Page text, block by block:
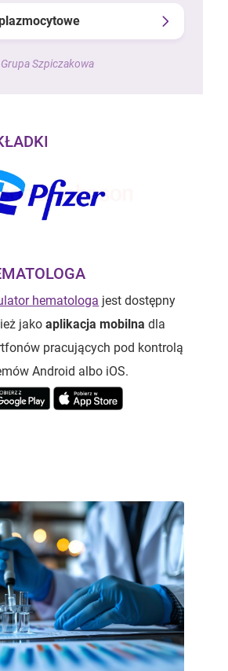
Szpiczakowa
hematologa jest dostępny
jakoaplikacja mobilna dla
pracujących pod kontrolą
Android albo iOS.